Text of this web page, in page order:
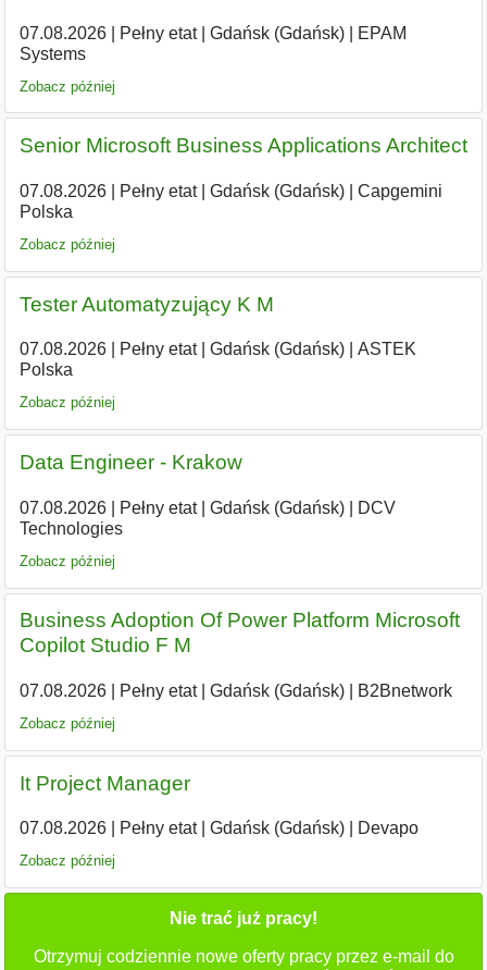
07.08.2026| Pełny etat| Gdańsk (Gdańsk)|
EPAM
Systems
Zobacz później
Senior Microsoft Business Applications Architect
07.08.2026| Pełny etat| Gdańsk (Gdańsk)|
Capgemini
Polska
Zobacz później
Tester Automatyzujący K M
07.08.2026| Pełny etat| Gdańsk (Gdańsk)|
ASTEK
Polska
Zobacz później
Data Engineer - Krakow
07.08.2026| Pełny etat| Gdańsk (Gdańsk)|
DCV
Technologies
Zobacz później
Business Adoption Of Power Platform Microsoft
Copilot Studio F M
07.08.2026| Pełny etat| Gdańsk (Gdańsk)| B2Bnetwork
Zobacz później
It Project Manager
07.08.2026| Pełny etat| Gdańsk (Gdańsk)| Devapo
Zobacz później
Nie trać już pracy!
Otrzymuj codziennie nowe oferty pracy przez e-mail do